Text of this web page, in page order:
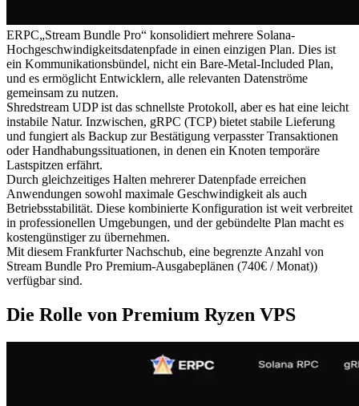
ERPC„Stream Bundle Pro“ konsolidiert mehrere Solana-
Hochgeschwindigkeitsdatenpfade in einen einzigen Plan. Dies ist
ein Kommunikationsbündel, nicht ein Bare-Metal-Included Plan,
und es ermöglicht Entwicklern, alle relevanten Datenströme
gemeinsam zu nutzen.
Shredstream UDP ist das schnellste Protokoll, aber es hat eine leicht
instabile Natur. Inzwischen, gRPC (TCP) bietet stabile Lieferung
und fungiert als Backup zur Bestätigung verpasster Transaktionen
oder Handhabungssituationen, in denen ein Knoten temporäre
Lastspitzen erfährt.
Durch gleichzeitiges Halten mehrerer Datenpfade erreichen
Anwendungen sowohl maximale Geschwindigkeit als auch
Betriebsstabilität. Diese kombinierte Konfiguration ist weit verbreitet
in professionellen Umgebungen, und der gebündelte Plan macht es
kostengünstiger zu übernehmen.
Mit diesem Frankfurter Nachschub, eine begrenzte Anzahl von
Stream Bundle Pro Premium-Ausgabeplänen (740€ / Monat))
verfügbar sind.
Die Rolle von Premium Ryzen VPS